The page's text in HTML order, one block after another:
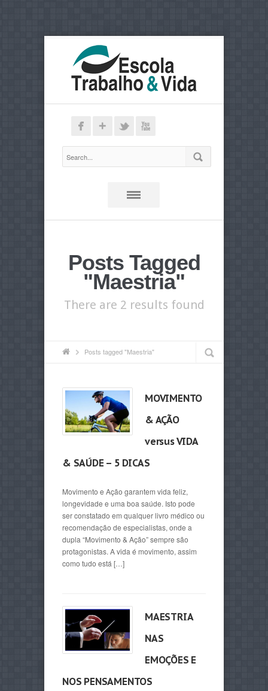
Posts Tagged
"Maestria"
There are 2 results found
Posts tagged "Maestria"
MOVIMENTO
& AÇÃO
versus VIDA
& SAÚDE – 5 DICAS
Movimento e Ação garantem vida feliz,
longevidade e uma boa saúde. Isto pode
ser constatado em qualquer livro médico ou
recomendação de especialistas, onde a
dupla “Movimento & Ação” sempre são
protagonistas. A vida é movimento, assim
como tudo está […]
MAESTRIA
NAS
EMOÇÕES E
NOS PENSAMENTOS